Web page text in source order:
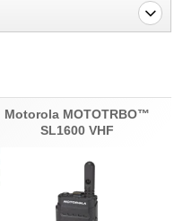
recenze.
Motorola MOTOTRBO™
SL1600 VHF